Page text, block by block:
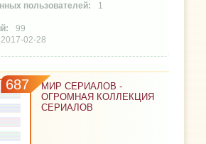
1
99
2017-02-28
687
МИР СЕРИАЛОВ -
ОГРОМНАЯ КОЛЛЕКЦИЯ
СЕРИАЛОВ